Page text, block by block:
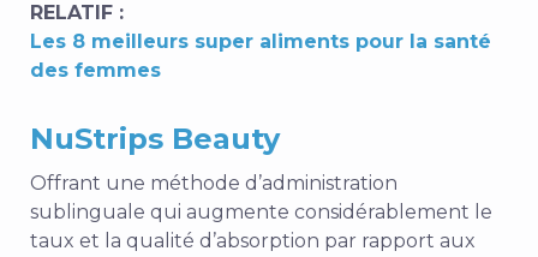
RELATIF :
Les 8 meilleurs super aliments pour la santé
des femmes
NuStrips Beauty
Offrant une méthode d’administration
sublinguale qui augmente considérablement le
taux et la qualité d’absorption par rapport aux